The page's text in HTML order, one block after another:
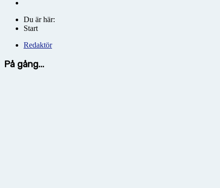
Du är här:
Start
Redaktör
På gång...